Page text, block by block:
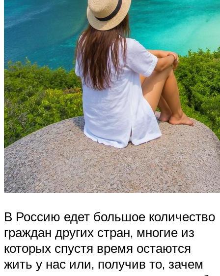
В Россию едет большое количество
граждан других стран, многие из
которых спустя время остаются
жить у нас или, получив то, зачем